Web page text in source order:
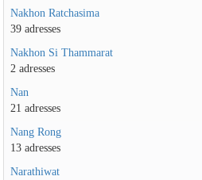
Nakhon Ratchasima
39 adresses
Nakhon Si Thammarat
2 adresses
Nan
21 adresses
Nang Rong
13 adresses
Narathiwat